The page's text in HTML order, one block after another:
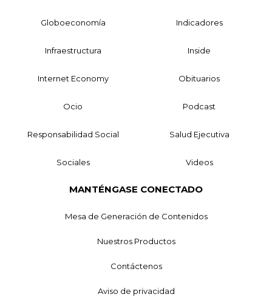
Globoeconomía Indicadores
Infraestructura Inside
Internet Economy Obituarios
Ocio Podcast
Responsabilidad Social Salud Ejecutiva
Sociales Videos
MANTÉNGASE CONECTADO
Mesa de Generación de Contenidos
Nuestros Productos
Contáctenos
Aviso de privacidad